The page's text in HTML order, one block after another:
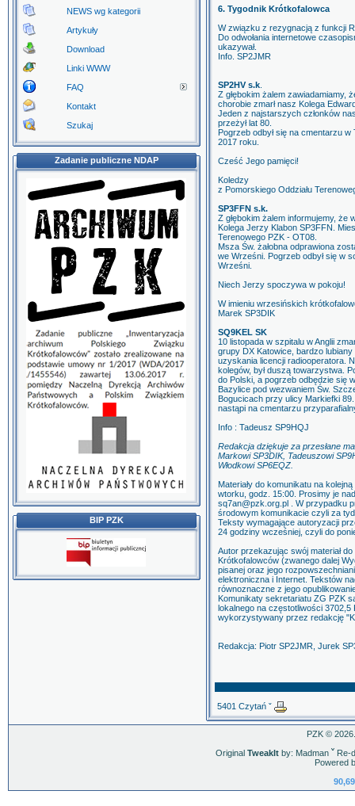
NEWS wg kategorii
Artykuły
Download
Linki WWW
FAQ
Kontakt
Szukaj
Zadanie publiczne NDAP
BIP PZK
6. Tygodnik Krótkofalowca
W związku z rezygnacją z funkcji
Do odwołania internetowe
ukazywał.
Info. SP2JMR
SP2HV s.k
Z głębokim żalem zawiadamiamy,
chorobie zmarł nasz Kolega
Jeden z najstarszych członków
przeżył lat 80.
Pogrzeb odbył się na cmentarzu
2017 roku.
Cześć Jego pamięci!
Koledzy
z Pomorskiego Oddziału
SP3FFN s.k.
Z głębokim żalem informujemy, że
Kolega Jerzy Klabon SP3FFN.
Terenowego PZK - OT08.
Msza Św. żałobna odprawiona
we Wrześni. Pogrzeb odbył się w
Wrześni.
Niech Jerzy spoczywa w pokoju!
W imieniu wrzesińskich
Marek SP3DIK
SQ9KEL SK
10 listopada w szpitalu w Anglii
grupy DX Katowice, bardzo lubiany
uzyskania licencji radiooperatora.
kolegów, był duszą towarzystwa.
do Polski, a pogrzeb odbędzie się
Bazylice pod wezwaniem Św.
Bogucicach przy ulicy Markiefki
nastąpi na cmentarzu
Info : Tadeusz SP9HQJ
Redakcja dziękuje za przesłane
Markowi SP3DIK, Tadeuszowi
Włodkowi SP6EQZ.
Materiały do komunikatu na
wtorku, godz. 15:00. Prosimy je
sq7an@pzk.org.pl . W przypadku
środowym komunikacie czyli za
Teksty wymagające autoryzacji
24 godziny wcześniej, czyli do
Autor przekazując swój materiał
Krótkofalowców (zwanego dalej
pisanej oraz jego
elektroniczna i Internet. Tekstów
równoznaczne z jego
Komunikaty sekretariatu ZG PZK
lokalnego na częstotliwości 3702,5
wykorzystywany przez redakcję
Redakcja: Piotr SP2JMR, Jurek
5401 Czytań ˇ
PZK ©
Original TweakItby: Madman ˇRe-
Powered